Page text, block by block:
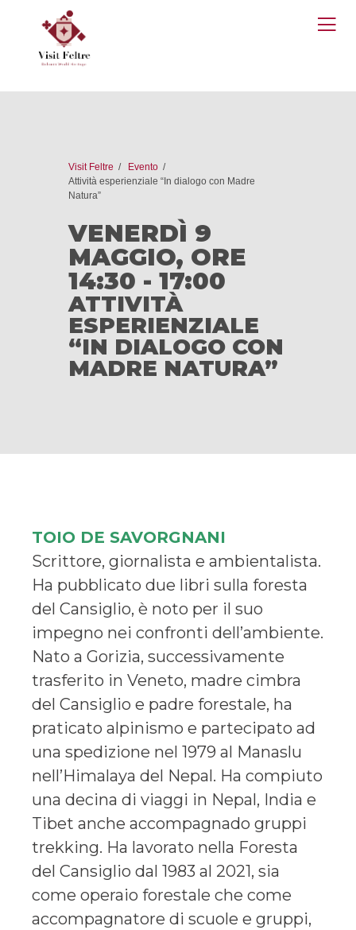
Visit Feltre
Evento
Attività esperienziale “In dialogo con Madre
Natura”
VENERDÌ 9
MAGGIO, ORE
14:30 - 17:00
ATTIVITÀ
ESPERIENZIALE
“IN DIALOGO CON
MADRE NATURA”
TOIO DE SAVORGNANI
Scrittore, giornalista e ambientalista.
Ha pubblicato due libri sulla foresta
del Cansiglio, è noto per il suo
impegno nei confronti dell’ambiente.
Nato a Gorizia, successivamente
trasferito in Veneto, madre cimbra
del Cansiglio e padre forestale, ha
praticato alpinismo e partecipato ad
una spedizione nel 1979 al Manaslu
nell’Himalaya del Nepal. Ha compiuto
una decina di viaggi in Nepal, India e
Tibet anche accompagnado gruppi
trekking. Ha lavorato nella Foresta
del Cansiglio dal 1983 al 2021, sia
come operaio forestale che come
accompagnatore di scuole e gruppi,